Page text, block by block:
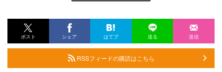
ポスト シェア はてブ 送る 送信
RSSフィードの購読はこちら